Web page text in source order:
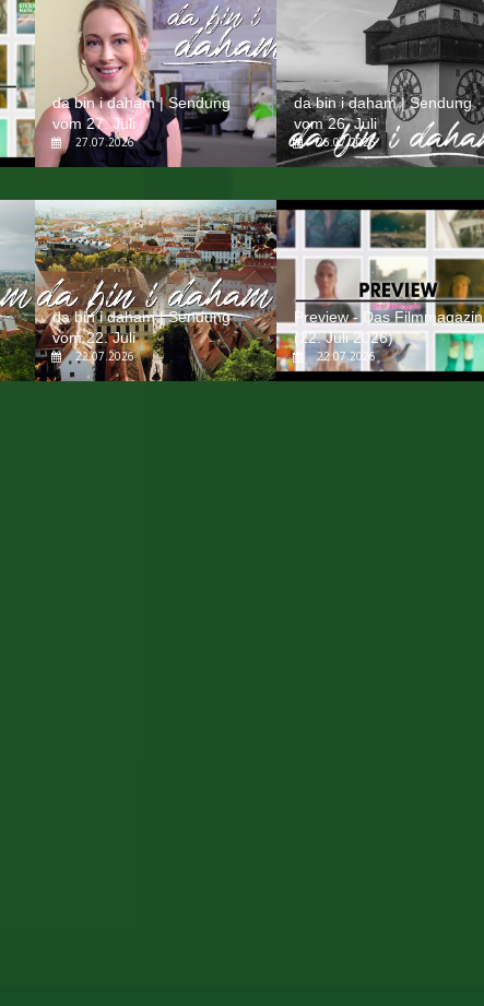
da bin i daham | Sendung
vom 27. Juli
27.07.2026
da bin i daham | Sendung
vom 26. Juli
26.07.2026
da bin i daham | Sendung
vom 22. Juli
22.07.2026
Preview - Das Filmmagazin
(22. Juli 2026)
22.07.2026